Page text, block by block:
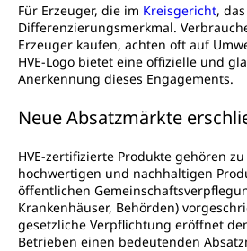
Für Erzeuger, die im Kreisgericht,
Differenzierungsmerkmal.
Erzeuger kaufen, achten oft auf
HVE-Logo bietet eine offizielle und
Anerkennung dieses Engagements.
Neue Absatzmärkte
HVE-zertifizierte Produkte gehören zu
hochwertigen und nachhaltigen
öffentlichen
Krankenhäuser, Behörden)
gesetzliche Verpflichtung eröffnet
Betrieben einen bedeutenden